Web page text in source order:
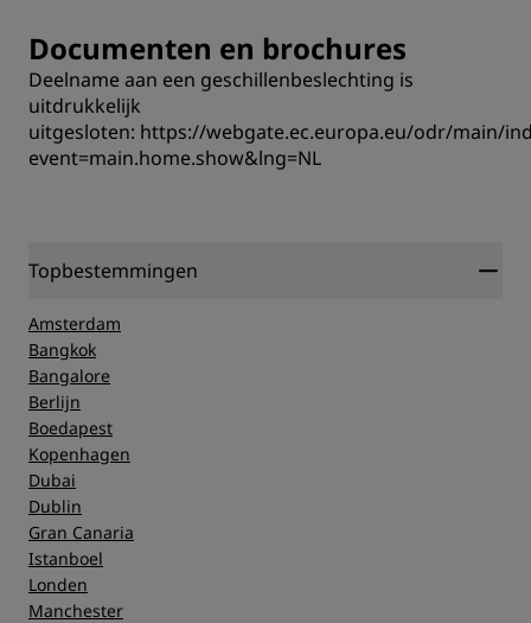
Documenten en brochures
Deelname aan een geschillenbeslechting is
uitdrukkelijk
uitgesloten: https://webgate.ec.europa.eu/odr/main/
event=main.home.show&lng=NL
Topbestemmingen
Amsterdam
Bangkok
Bangalore
Berlijn
Boedapest
Kopenhagen
Dubai
Dublin
Gran Canaria
Istanboel
Londen
Manchester